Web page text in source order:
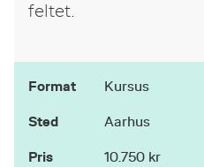
feltet.
Format Kursus
Sted Aarhus
Pris 10.750 kr